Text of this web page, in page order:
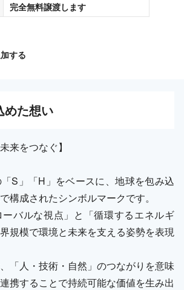
完全無料譲渡します
する
めた想い
来をつなぐ】
S」「H」をベースに、地球を包み込
構成されたシンボルマークです。
バルな視点」と「循環するエネルギ
規模で環境と未来を支える姿勢を表現
「人・技術・自然」のつながりを意味
携することで持続可能な価値を生み出